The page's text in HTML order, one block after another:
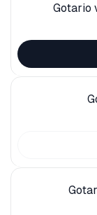
Gotario